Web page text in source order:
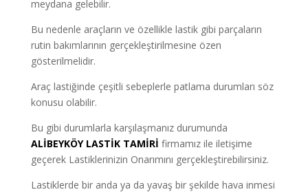
meydana gelebilir.
Bu nedenle araçların ve özellikle lastik gibi parçaların
rutin bakımlarının gerçekleştirilmesine özen
gösterilmelidir.
Araç lastiğinde çeşitli sebeplerle patlama durumları söz
konusu olabilir.
Bu gibi durumlarla karşılaşmanız durumunda
ALİBEYKÖY LASTİK TAMİRİ firmamız ile iletişime
geçerek Lastiklerinizin Onarımını gerçekleştirebilirsiniz.
Lastiklerde bir anda ya da yavaş bir şekilde hava inmesi